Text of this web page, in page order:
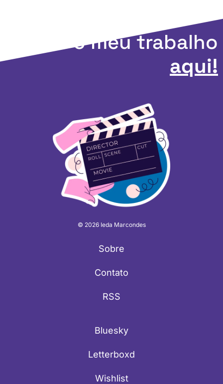
Apoie o meu trabalho
aqui!
© 2026 Ieda Marcondes
Sobre
Contato
RSS
Bluesky
Letterboxd
Wishlist